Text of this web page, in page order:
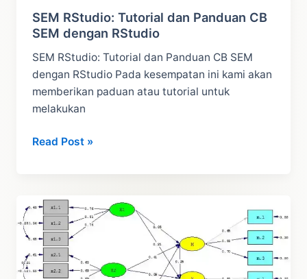
SEM RStudio: Tutorial dan Panduan CB
SEM dengan RStudio
SEM RStudio: Tutorial dan Panduan CB SEM
dengan RStudio Pada kesempatan ini kami akan
memberikan paduan atau tutorial untuk
melakukan
SEM
Panduan
CB
SEM
dengan
Read Post »